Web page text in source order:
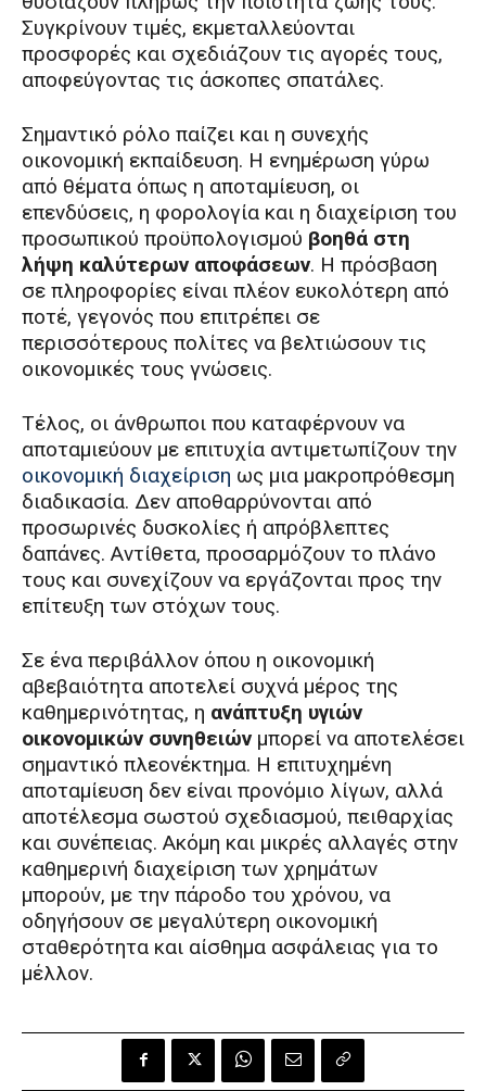
Συγκρίνουν τιμές, εκμεταλλεύονται
προσφορές και σχεδιάζουν τις αγορές τους,
αποφεύγοντας τις άσκοπες σπατάλες.
Σημαντικό ρόλο παίζει και η συνεχής
οικονομική εκπαίδευση. Η ενημέρωση γύρω
από θέματα όπως η αποταμίευση, οι
επενδύσεις, η φορολογία και η διαχείριση του
προσωπικού προϋπολογισμού βοηθά στη
λήψη καλύτερων αποφάσεων. Η πρόσβαση
σε πληροφορίες είναι πλέον ευκολότερη από
ποτέ, γεγονός που επιτρέπει σε
περισσότερους πολίτες να βελτιώσουν τις
οικονομικές τους γνώσεις.
Τέλος, οι άνθρωποι που καταφέρνουν να
αποταμιεύουν με επιτυχία αντιμετωπίζουν την
οικονομική διαχείριση ως μια μακροπρόθεσμη
διαδικασία. Δεν αποθαρρύνονται από
προσωρινές δυσκολίες ή απρόβλεπτες
δαπάνες. Αντίθετα, προσαρμόζουν το πλάνο
τους και συνεχίζουν να εργάζονται προς την
επίτευξη των στόχων τους.
Σε ένα περιβάλλον όπου η οικονομική
αβεβαιότητα αποτελεί συχνά μέρος της
καθημερινότητας, η ανάπτυξη υγιών
οικονομικών συνηθειών μπορεί να αποτελέσει
σημαντικό πλεονέκτημα. Η επιτυχημένη
αποταμίευση δεν είναι προνόμιο λίγων, αλλά
αποτέλεσμα σωστού σχεδιασμού, πειθαρχίας
και συνέπειας. Ακόμη και μικρές αλλαγές στην
καθημερινή διαχείριση των χρημάτων
μπορούν, με την πάροδο του χρόνου, να
οδηγήσουν σε μεγαλύτερη οικονομική
σταθερότητα και αίσθημα ασφάλειας για το
μέλλον.